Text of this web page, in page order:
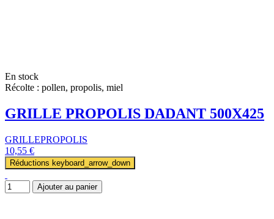
En stock
Récolte : pollen, propolis, miel
GRILLE PROPOLIS DADANT 500X425
GRILLEPROPOLIS
10,55 €
Réductions keyboard_arrow_down
Ajouter au panier